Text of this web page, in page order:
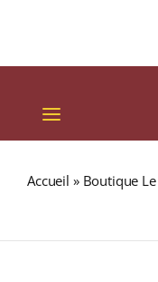
Toggle
Navigation
SPIRITUEUX
Accueil » Boutique